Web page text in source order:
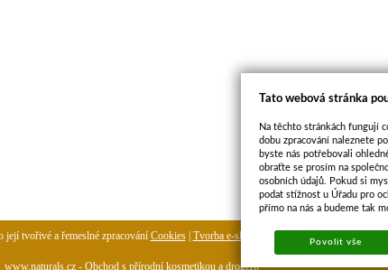
tvořivé a řemeslné zpracování Cookies| Tvorba e-shopu pronájem e-shopu Sun-shop
www.naturals.cz - Obchod s přírodní kosmetikou a drogerií
Tato webová stránka
Na těchto stránkách fungují
dobu zpracování naleznete
byste nás potřebovali
obraťte se prosím na
osobních údajů. Pokud si
podat stížnost u Úřadu pro
přímo na nás a budeme tak
Povolit vše